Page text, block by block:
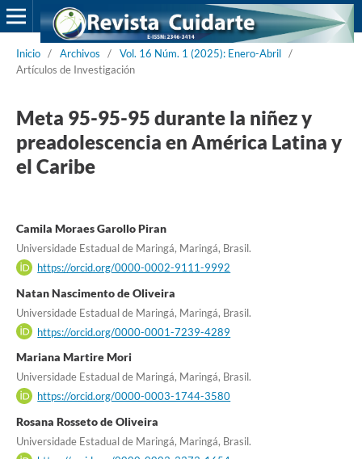
Inicio / Archivos / Vol. 16 Núm. 1 (2025): Enero-Abril /
Artículos de Investigación
Meta 95-95-95 durante la niñez y
preadolescencia en América Latina y
el Caribe
Camila Moraes Garollo Piran
Universidade Estadual de Maringá, Maringá, Brasil.
https://orcid.org/0000-0002-9111-9992
Natan Nascimento de Oliveira
Universidade Estadual de Maringá, Maringá, Brasil.
https://orcid.org/0000-0001-7239-4289
Mariana Martire Mori
Universidade Estadual de Maringá, Maringá, Brasil.
https://orcid.org/0000-0003-1744-3580
Rosana Rosseto de Oliveira
Universidade Estadual de Maringá, Maringá, Brasil.